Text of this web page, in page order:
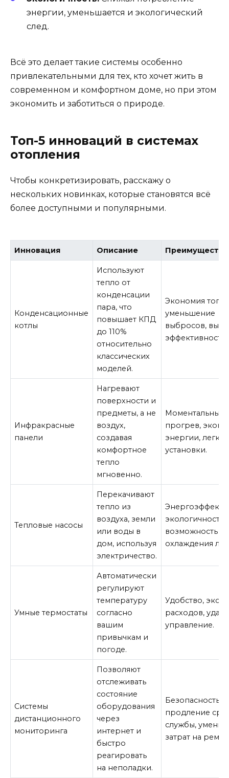
энергии, уменьшается и экологический
след.
Всё это делает такие системы особенно
привлекательными для тех, кто хочет жить в
современном и комфортном доме, но при этом
экономить и заботиться о природе.
Топ-5 инноваций в системах
отопления
Чтобы конкретизировать, расскажу о
нескольких новинках, которые становятся всё
более доступными и популярными.
Инновация Описание Преимущества
Конденсационные
котлы
Используют
тепло от
конденсации
пара, что
повышает КПД
до 110%
относительно
классических
моделей.
Экономия
уменьшение
выбросов,
эффективность.
Инфракрасные
панели
Нагревают
поверхности и
предметы, а не
воздух,
создавая
комфортное
тепло
мгновенно.
Моментальный
прогрев,
энергии,
установки.
Тепловые насосы
Перекачивают
тепло из
воздуха, земли
или воды в
дом, используя
электричество.
экологичность,
возможность
охлаждения
Умные термостаты
Автоматически
регулируют
температуру
согласно
вашим
привычкам и
погоде.
Удобство,
расходов,
управление.
Системы
дистанционного
мониторинга
Позволяют
отслеживать
состояние
оборудования
через
интернет и
быстро
реагировать
на неполадки.
Безопасность,
продление
службы,
затрат на